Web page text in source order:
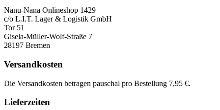
Nanu-Nana Onlineshop 1429
c/o L.I.T. Lager & Logistik GmbH
Tor 51
Gisela-Müller-Wolf-Straße 7
28197 Bremen
Versandkosten
Die Versandkosten betragen pauschal pro Bestellung 7,95 €.
Lieferzeiten